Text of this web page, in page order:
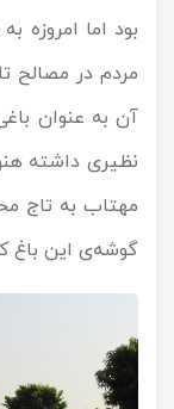
بود اما امروزه
مردم در مصالح
آن به عنوان
نظیری داشته
مهتاب به تاج
گوشه‌ی این باغ